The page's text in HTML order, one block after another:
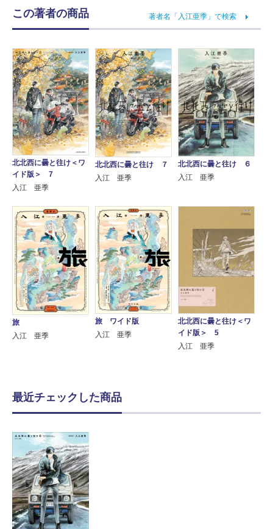
この著者の商品 著者名「入江亜季」で検索
北北西に曇と往け＜ワ
イド版＞ 7
入江 亜季
北北西に曇と往け ７
入江 亜季
北北西に曇と往け ６
入江 亜季
旅
入江 亜季
旅 ワイド版
入江 亜季
北北西に曇と往け＜ワ
イド版＞ 5
入江 亜季
最近チェックした商品